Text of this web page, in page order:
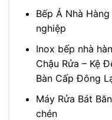
Bếp Á Nhà
nghiệp
Inox bếp nhà
Chậu Rửa – Kệ
Bàn Cấp Đông
Máy Rửa Bát
chén